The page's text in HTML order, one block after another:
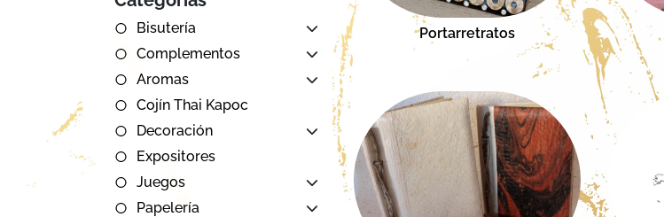
Bisutería
Complementos
Aromas
Cojín Thai Kapoc
Decoración
Expositores
Juegos
Papelería
Portarretratos